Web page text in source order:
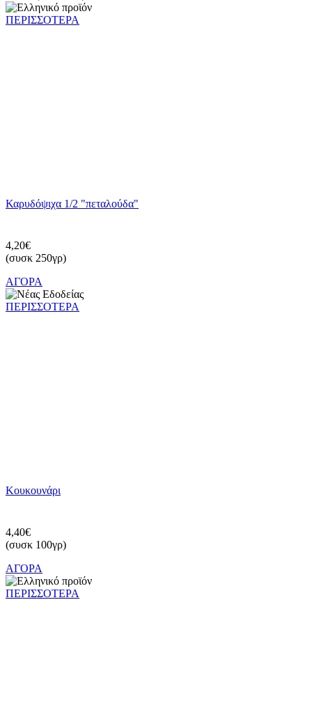
ΠΕΡΙΣΣΟΤΕΡΑ
Καρυδόψιχα 1/2 "πεταλούδα"
4,20€
(συσκ 250γρ)
ΑΓΟΡΑ
ΠΕΡΙΣΣΟΤΕΡΑ
Κουκουνάρι
4,40€
(συσκ 100γρ)
ΑΓΟΡΑ
ΠΕΡΙΣΣΟΤΕΡΑ